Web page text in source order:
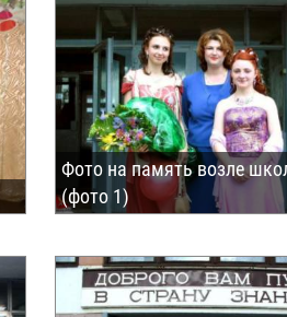
Фото на память возле
(фото 1)